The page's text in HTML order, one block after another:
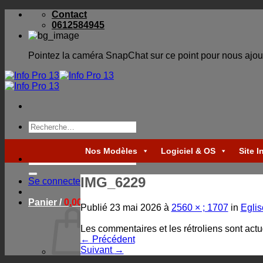
Skip
content
Contact
0612584945
Pointez la caméra SnapChat sur ce point pour nous
Recherche
pour :
pour :
Se connecter
Panier /0,00€
Nos Modèles Logiciel & OS Site
IMG_6229
Publié 23 mai 2026à 2560 × ; 1707in
Les commentaires et les rétroliens sont
← Précédent
Suivant →